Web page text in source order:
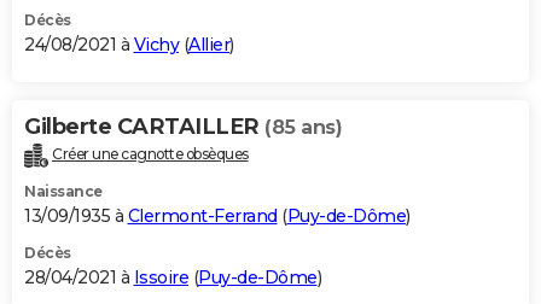
Décès
24/08/2021 à Vichy(Allier)
Gilberte CARTAILLER (85 ans)
Créer une cagnotte obsèques
Naissance
13/09/1935 à Clermont-Ferrand (Puy-de-Dôme)
Décès
28/04/2021 à Issoire (Puy-de-Dôme)